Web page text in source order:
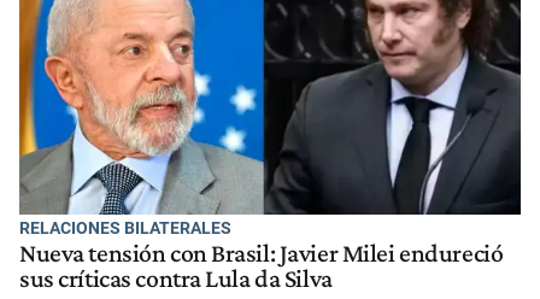
RELACIONES BILATERALES
Nueva tensión con Brasil: Javier Milei endureció
sus críticas contra Lula da Silva